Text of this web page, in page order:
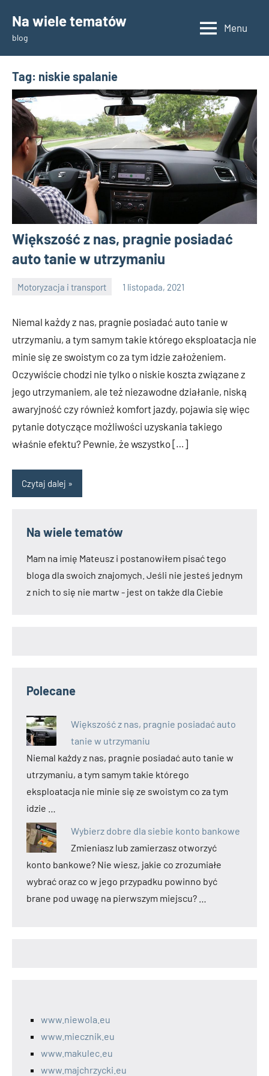
content
Na wiele tematów
blog
Menu
Tag: niskie spalanie
Większość z nas, pragnie posiadać
auto tanie w utrzymaniu
Motoryzacja i transport 1 listopada, 2021
Wojnicz
Niemal każdy z nas, pragnie posiadać auto tanie w
utrzymaniu, a tym samym takie którego eksploatacja nie
minie się ze swoistym co za tym idzie założeniem.
Oczywiście chodzi nie tylko o niskie koszta związane z
jego utrzymaniem, ale też niezawodne działanie, niską
awaryjność czy również komfort jazdy, pojawia się więc
pytanie dotyczące możliwości uzyskania takiego
właśnie efektu? Pewnie, że wszystko […]
Czytaj dalej
Na wiele tematów
Mam na imię Mateusz i postanowiłem pisać tego
bloga dla swoich znajomych. Jeśli nie jesteś jednym
z nich to się nie martw - jest on także dla Ciebie
Polecane
Większość z nas, pragnie posiadać auto
tanie w utrzymaniu
Niemal każdy z nas, pragnie posiadać auto tanie w
utrzymaniu, a tym samym takie którego
eksploatacja nie minie się ze swoistym co za tym
idzie …
Wybierz dobre dla siebie konto bankowe
Zmieniasz lub zamierzasz otworzyć
konto bankowe? Nie wiesz, jakie co zrozumiałe
wybrać oraz co w jego przypadku powinno być
brane pod uwagę na pierwszym miejscu? …
www.niewola.eu
www.miecznik.eu
www.makulec.eu
www.majchrzycki.eu